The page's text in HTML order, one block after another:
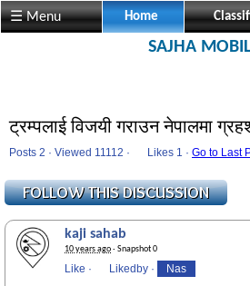
☰ Menu Home
SAJHA
ट्रम्पलाई विजयी गराउन नेपालमा
Posts 2 · Viewed 11112 · Likes 1 · Go to Last
kaji sahab
10 years ago· Snapshot 0
Like · Likedby · Nas